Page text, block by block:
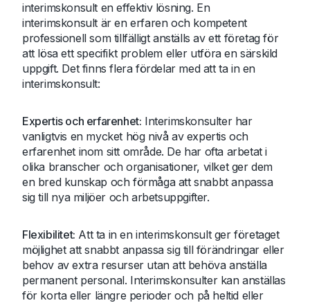
interimskonsult en effektiv lösning. En
interimskonsult är en erfaren och kompetent
professionell som tillfälligt anställs av ett företag för
att lösa ett specifikt problem eller utföra en särskild
uppgift. Det finns flera fördelar med att ta in en
interimskonsult:
Expertis och erfarenhet: Interimskonsulter har
vanligtvis en mycket hög nivå av expertis och
erfarenhet inom sitt område. De har ofta arbetat i
olika branscher och organisationer, vilket ger dem
en bred kunskap och förmåga att snabbt anpassa
sig till nya miljöer och arbetsuppgifter.
Flexibilitet: Att ta in en interimskonsult ger företaget
möjlighet att snabbt anpassa sig till förändringar eller
behov av extra resurser utan att behöva anställa
permanent personal. Interimskonsulter kan anställas
för korta eller längre perioder och på heltid eller